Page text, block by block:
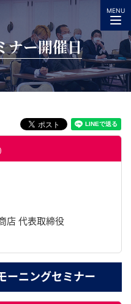
MENU
ナー開催日
店 代表取締役
ーニングセミナー